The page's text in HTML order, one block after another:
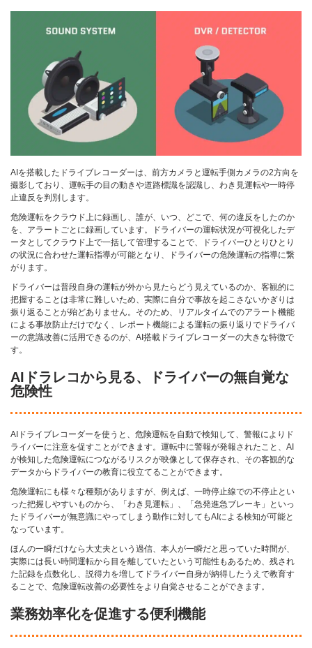
AIを搭載したドライブレコーダーは、前方カメラと運転手側カメラの2方向を
撮影しており、運転手の目の動きや道路標識を認識し、わき見運転や一時停
止違反を判別します。
危険運転をクラウド上に録画し、誰が、いつ、どこで、何の違反をしたのか
を、アラートごとに録画しています。ドライバーの運転状況が可視化したデ
ータとしてクラウド上で一括して管理することで、ドライバーひとりひとり
の状況に合わせた運転指導が可能となり、ドライバーの危険運転の指導に繋
がります。
ドライバーは普段自身の運転が外から見たらどう見えているのか、客観的に
把握することは非常に難しいため、実際に自分で事故を起こさないかぎりは
振り返ることが殆どありません。そのため、リアルタイムでのアラート機能
による事故防止だけでなく、レポート機能による運転の振り返りでドライバ
ーの意識改善に活用できるのが、AI搭載ドライブレコーダーの大きな特徴で
す。
AIドラレコから見る、ドライバーの無自覚な
危険性
AIドライブレコーダーを使うと、危険運転を自動で検知して、警報によりド
ライバーに注意を促すことができます。運転中に警報が発報されたこと、AI
が検知した危険運転につながるリスクが映像として保存され、その客観的な
データからドライバーの教育に役立てることができます。
危険運転にも様々な種類がありますが、例えば、一時停止線での不停止とい
った把握しやすいものから、「わき見運転」、「急発進急ブレーキ」といっ
たドライバーが無意識にやってしまう動作に対してもAIによる検知が可能と
なっています。
ほんの一瞬だけなら大丈夫という過信、本人が一瞬だと思っていた時間が、
実際には長い時間運転から目を離していたという可能性もあるため、残され
た記録を点数化し、説得力を増してドライバー自身が納得したうえで教育す
ることで、危険運転改善の必要性をより自覚させることができます。
業務効率化を促進する便利機能